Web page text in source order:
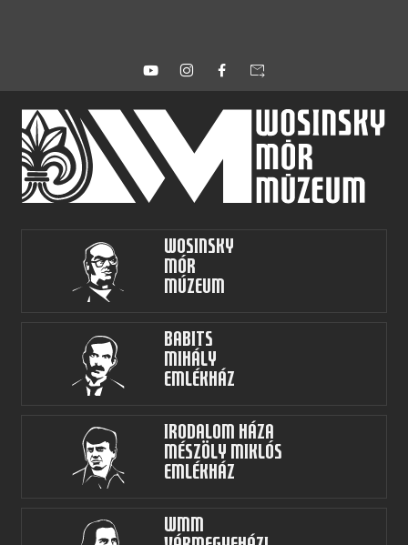
forward_to_inbox
Wosinsky
Mór
Múzeum
Babits
Mihály
Emlékház
Irodalom Háza
Mészöly Miklós
Emlékház
WMM